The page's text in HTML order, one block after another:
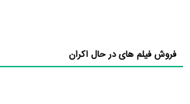
فروش فیلم های در حال اکران